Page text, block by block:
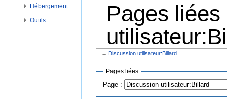
Pages
← Discussion utilisateur:Billard
Pages liées
Page :
Hébergement
Outils